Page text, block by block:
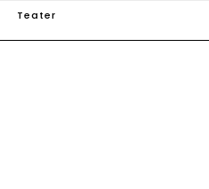
Teater